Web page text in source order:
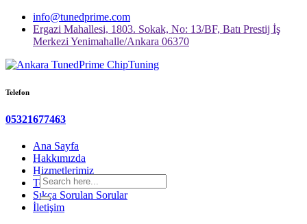
info@tunedprime.com
Ergazi Mahallesi, 1803. Sokak, No: 13/BF, Batı Prestij İş
Merkezi Yenimahalle/Ankara 06370
Telefon
05321677463
Ana Sayfa
Hakkımızda
Hizmetlerimiz
Teknik Ekipmanlarımız
Sıkça Sorulan Sorular
İletişim